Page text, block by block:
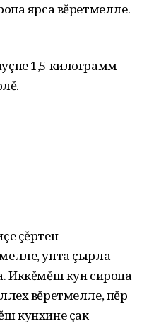
ярса вĕретмелле.
1,5 килограмм
çĕртен
унта çырла
Иккĕмĕш кун сиропа
вĕретмелле, пĕр
кунхине çак